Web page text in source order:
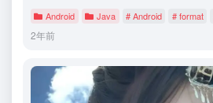
Android Java # Android # format
2年前